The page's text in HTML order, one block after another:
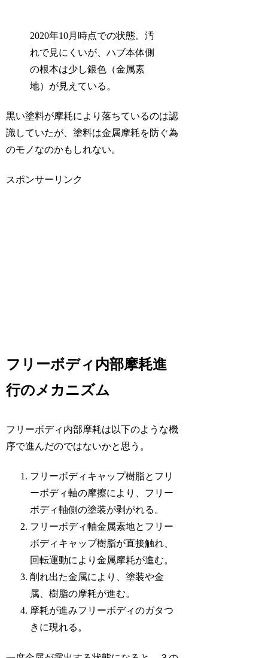
2020年10月時点での状態。汚
れで見にくいが、ハブ本体側
の根本は少し銀色（金属素
地）が見えている。
黒い塗料が摩耗により落ちているのは認
識していたが、塗料は金属摩耗を防ぐ為
のモノなのかもしれない。
スポンサーリンク
フリーボディ内部摩耗進
行のメカニズム
フリーボディ内部摩耗は以下のような機
序で進んだのではないかと思う。
フリーボディキャップ樹脂とフリ
ーボディ軸の摩擦により、フリー
ボディ軸側の塗装が剥がれる。
フリーボディ軸金属素地とフリー
ボディキャップ樹脂が直接触れ、
回転運動により金属摩耗が進む。
削れ出た金属により、塗装や金
属、樹脂の摩耗が進む。
摩耗が進みフリーボディのガタつ
きに現れる。